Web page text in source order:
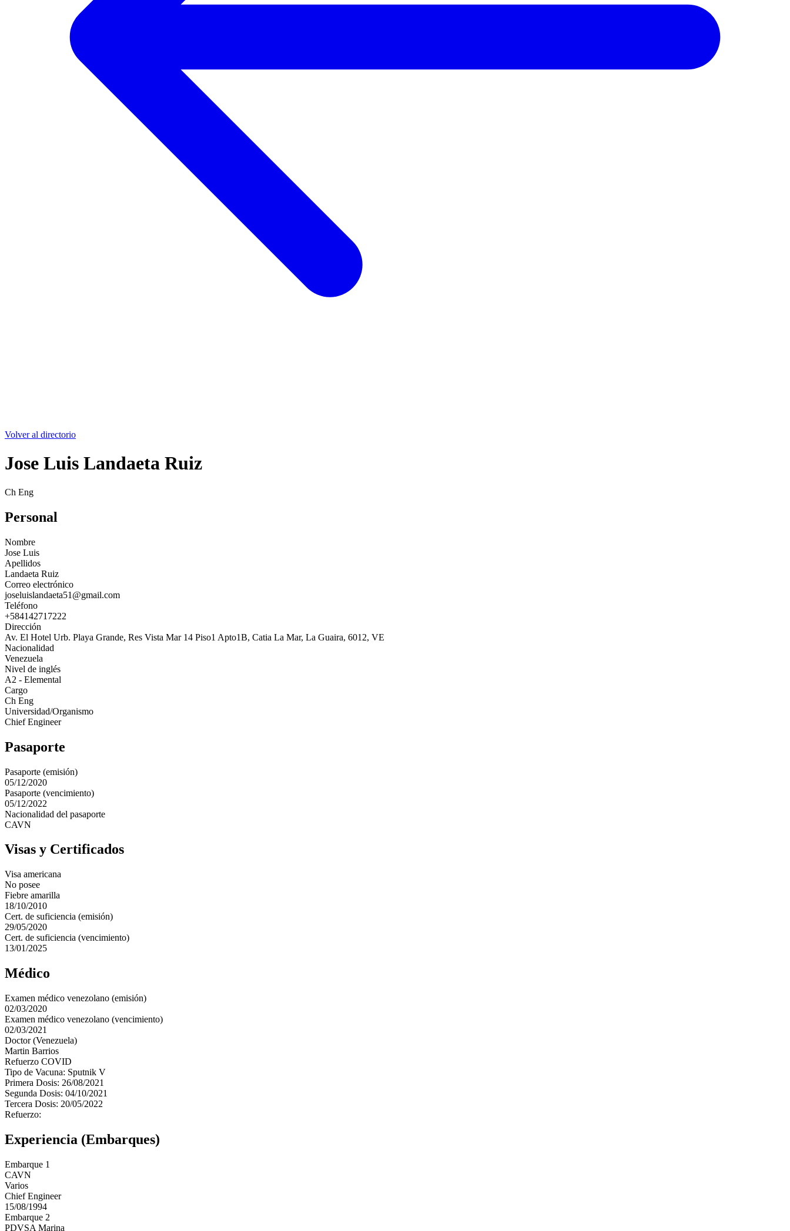
Volver al directorio
Jose Luis Landaeta Ruiz
Ch Eng
Personal
Nombre
Jose Luis
Apellidos
Landaeta Ruiz
Correo electrónico
joseluislandaeta51@gmail.com
Teléfono
+584142717222
Dirección
Av. El Hotel Urb. Playa Grande, Res Vista Mar 14 Piso1 Apto1B, Catia La Mar, La Guaira, 6012, VE
Nacionalidad
Venezuela
Nivel de inglés
A2 - Elemental
Cargo
Ch Eng
Universidad/Organismo
Chief Engineer
Pasaporte
Pasaporte (emisión)
05/12/2020
Pasaporte (vencimiento)
05/12/2022
Nacionalidad del pasaporte
CAVN
Visas y Certificados
Visa americana
No posee
Fiebre amarilla
18/10/2010
Cert. de suficiencia (emisión)
29/05/2020
Cert. de suficiencia (vencimiento)
13/01/2025
Médico
Examen médico venezolano (emisión)
02/03/2020
Examen médico venezolano (vencimiento)
02/03/2021
Doctor (Venezuela)
Martin Barrios
Refuerzo COVID
Tipo de Vacuna: Sputnik V
Primera Dosis: 26/08/2021
Segunda Dosis: 04/10/2021
Tercera Dosis: 20/05/2022
Refuerzo:
Experiencia (Embarques)
Embarque 1
CAVN
Varios
Chief Engineer
15/08/1994
Embarque 2
PDVSA Marina